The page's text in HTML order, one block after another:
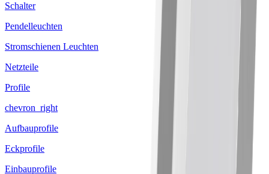
Schalter
Pendelleuchten
Stromschienen Leuchten
Netzteile
Profile
chevron_right
Aufbauprofile
Eckprofile
Einbauprofile